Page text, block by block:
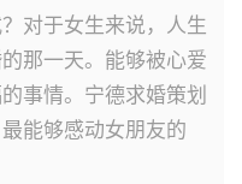
对于女生来说，人生
那一天。能够被心爱
事情。宁德求婚策划
能够感动女朋友的